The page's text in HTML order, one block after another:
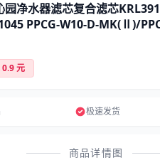
园净水器滤芯复合滤芯
PPCG-W10-D-MK(Ⅱ)/
0.9 元
极速发货
商品详情图